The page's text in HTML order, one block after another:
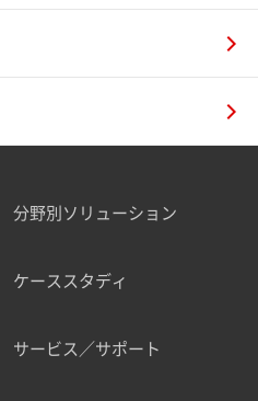
分野別ソリューション
ケーススタディ
サービス／サポート